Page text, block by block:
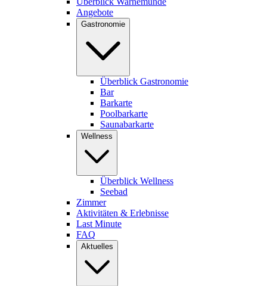
Angebote
Gastronomie
Überblick Gastronomie
Bar
Barkarte
Poolbarkarte
Saunabarkarte
Wellness
Überblick Wellness
Seebad
Zimmer
Aktivitäten & Erlebnisse
Last Minute
FAQ
Aktuelles